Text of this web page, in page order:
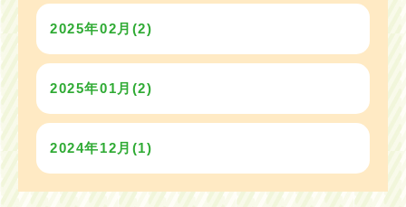
2025年02月(2)
2025年01月(2)
2024年12月(1)